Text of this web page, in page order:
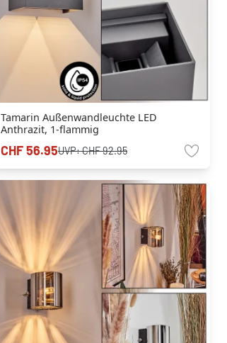
Tamarin Außenwandleuchte LED
Anthrazit, 1-flammig
CHF 56.95UVP:CHF 92.95